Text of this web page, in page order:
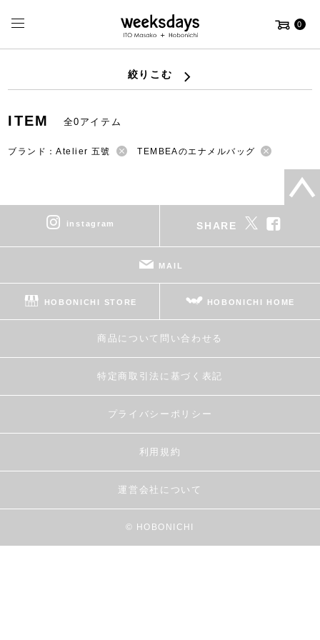
0
絞りこむ
ITEM 全0アイテム
ブランド：Atelier 五號 TEMBEAのエナメルバッグ
instagram SHARE
MAIL
HOBONICHI STORE HOBONICHI HOME
商品について問い合わせる
特定商取引法に基づく表記
プライバシーポリシー
利用規約
運営会社について
© HOBONICHI